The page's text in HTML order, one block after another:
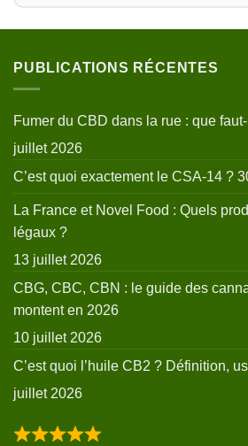
PUBLICATIONS RÉCENTES
Fumer du CBD dans la rue : que
juillet 2026
C’est quoi exactement le CSA-14 ?
La France et Novel Food : Quels
légaux ?
13 juillet 2026
CBG, CBC, CBN : le guide des
montent en 2026
10 juillet 2026
C’est quoi l’huile CB2 ? Définition,
juillet 2026